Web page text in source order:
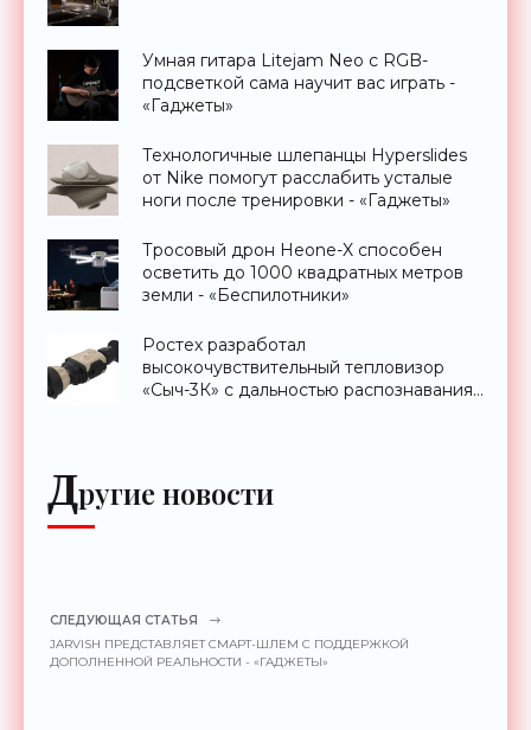
Умная гитара Litejam Neo с RGB-
подсветкой сама научит вас играть -
«Гаджеты»
Технологичные шлепанцы Hyperslides
от Nike помогут расслабить усталые
ноги после тренировки - «Гаджеты»
Тросовый дрон Heone-X способен
осветить до 1000 квадратных метров
земли - «Беспилотники»
Ростех разработал
высокочувствительный тепловизор
«Сыч-3К» с дальностью распознавания
Другие новости
СЛЕДУЮЩАЯ СТАТЬЯ
JARVISH ПРЕДСТАВЛЯЕТ СМАРТ-ШЛЕМ С ПОДДЕРЖКОЙ
ДОПОЛНЕННОЙ РЕАЛЬНОСТИ - «ГАДЖЕТЫ»